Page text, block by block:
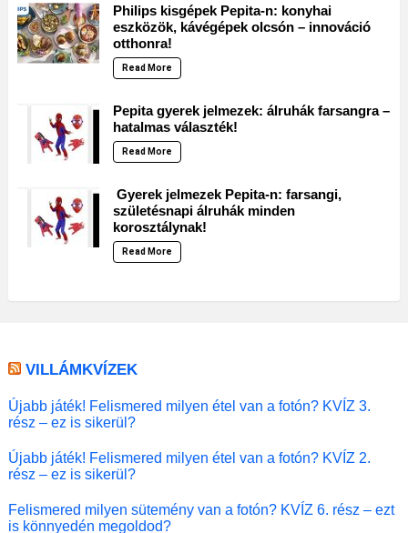
Philips kisgépek Pepita-n: konyhai
eszközök, kávégépek olcsón – innováció
otthonra!
Read More
Pepita gyerek jelmezek: álruhák farsangra –
hatalmas választék!
Read More
Gyerek jelmezek Pepita-n: farsangi,
születésnapi álruhák minden
korosztálynak!
Read More
VILLÁMKVÍZEK
Újabb játék! Felismered milyen étel van a fotón? KVÍZ 3.
rész – ez is sikerül?
Újabb játék! Felismered milyen étel van a fotón? KVÍZ 2.
rész – ez is sikerül?
Felismered milyen sütemény van a fotón? KVÍZ 6. rész – ezt
is könnyedén megoldod?